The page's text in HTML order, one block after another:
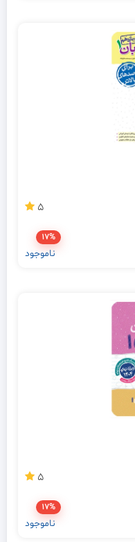
5
17%
ناموجود
5
17%
ناموجود